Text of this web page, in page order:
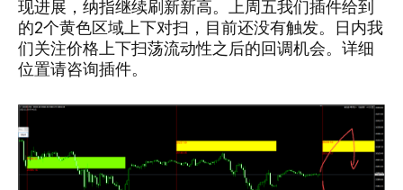
现进展，纳指继续刷新新高。上周五我们插件给到
的2个黄色区域上下对扫，目前还没有触发。日内我
们关注价格上下扫荡流动性之后的回调机会。详细
位置请咨询插件。